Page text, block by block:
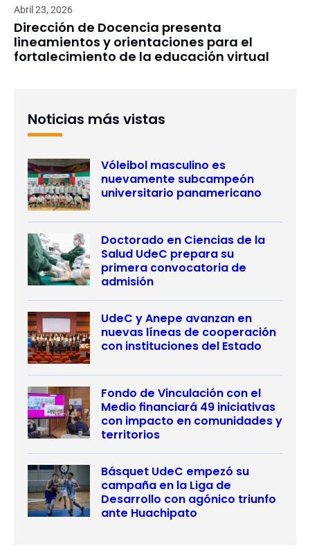
Abril 23, 2026
Dirección de Docencia presenta
lineamientos y orientaciones para el
fortalecimiento de la educación virtual
Noticias más vistas
Vóleibol masculino es
nuevamente subcampeón
universitario panamericano
Doctorado en Ciencias de la
Salud UdeC prepara su
primera convocatoria de
admisión
UdeC y Anepe avanzan en
nuevas líneas de cooperación
con instituciones del Estado
Fondo de Vinculación con el
Medio financiará 49 iniciativas
con impacto en comunidades y
territorios
Básquet UdeC empezó su
campaña en la Liga de
Desarrollo con agónico triunfo
ante Huachipato